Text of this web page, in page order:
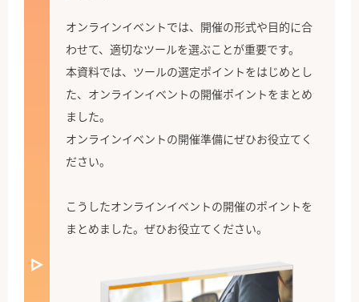
オンラインイベントでは、開催の形式や目的に合
わせて、適切なツールを選ぶことが重要です。
本資料では、ツールの選定ポイントをはじめとし
た、オンラインイベントの開催ポイントをまとめ
ました。
オンラインイベントの開催準備にぜひお役立てく
ださい。
こうしたオンラインイベントの開催のポイントを
まとめました。ぜひお役立てください。